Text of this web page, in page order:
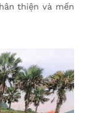
thiện và mến